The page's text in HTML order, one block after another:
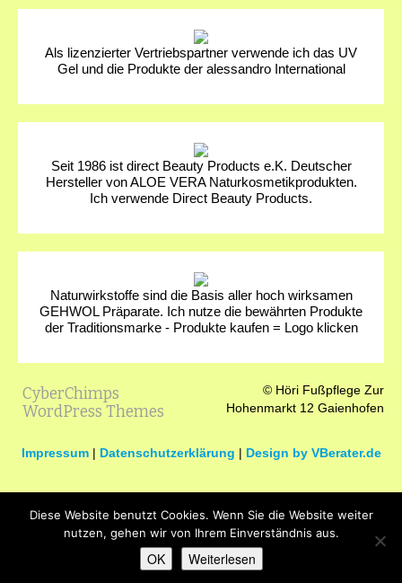
Als lizenzierter Vertriebspartner verwende ich das UV
Gel und die Produkte der alessandro International
Seit 1986 ist direct Beauty Products e.K. Deutscher
Hersteller von ALOE VERA Naturkosmetikprodukten.
Ich verwende Direct Beauty Products.
Naturwirkstoffe sind die Basis aller hoch wirksamen
GEHWOL Präparate. Ich nutze die bewährten Produkte
der Traditionsmarke - Produkte kaufen = Logo klicken
CyberChimps
WordPress Themes
© Höri Fußpflege Zur
Hohenmarkt 12 Gaienhofen
Impressum| Datenschutzerklärung | Design by VBerater.de
Diese Website benutzt Cookies. Wenn Sie die Website weiter
nutzen, gehen wir von Ihrem Einverständnis aus.
OK Weiterlesen